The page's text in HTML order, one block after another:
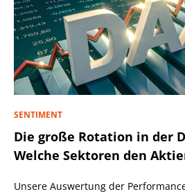
SENTIMENT
Die große Rotation in der
Welche Sektoren den
Unsere Auswertung der